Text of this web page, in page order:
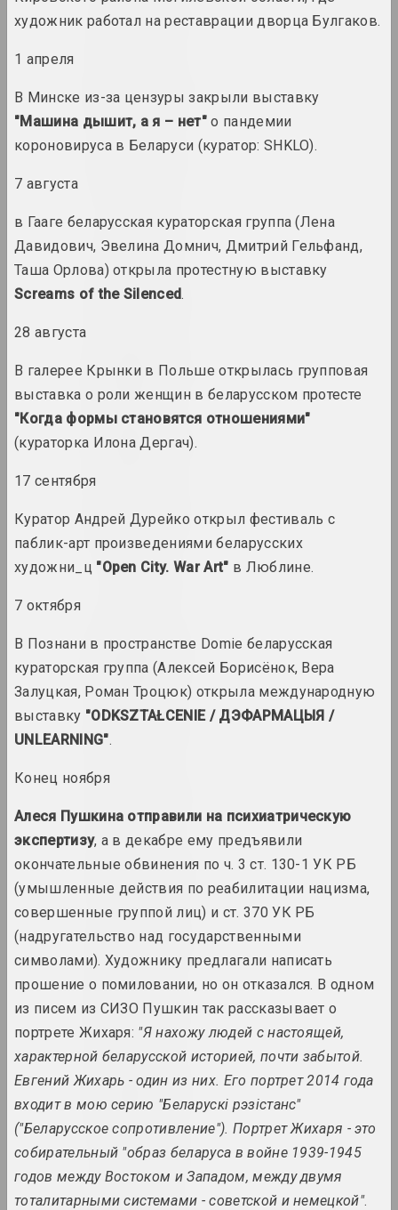
итоги года
итоги десятилетия
1971 год
1972 год
итоги года
1973 год
1974 год
1975 год
итоги года
итоги года
1977 год
1978 год
итоги года
1979 год
итоги года
1980-е
итоги десятилетия
1981 год
1982 год
1983 год
1984 год
художник работал на реставрации дворца Булгаков.
1 апреля
В Минске из-за цензуры закрыли выставку
"Машина дышит, а я – нет" о пандемии
короновируса в Беларуси (куратор: SHKLO).
7 августа
в Гааге беларусская кураторская группа (Лена
Давидович, Эвелина Домнич, Дмитрий Гельфанд,
Таша Орлова) открыла протестную выставку
Screams of the Silenced.
28 августа
В галерее Крынки в Польше открылась групповая
выставка о роли женщин в беларусском протесте
"Когда формы становятся отношениями"
(кураторка Илона Дергач).
17 сентября
Куратор Андрей Дурейко открыл фестиваль с
паблик-арт произведениями беларусских
художни_ц "Open City. War Art" в Люблине.
7 октября
В Познани в пространстве Domie беларусская
кураторская группа (Алексей Борисёнок, Вера
Залуцкая, Роман Троцюк) открыла международную
выставку "ODKSZTAŁCENIE / ДЭФАРМАЦЫЯ /
UNLEARNING".
Конец ноября
Алеся Пушкина отправили на психиатрическую
экспертизу, а в декабре ему предъявили
окончательные обвинения по ч. 3 ст. 130-1 УК РБ
(умышленные действия по реабилитации нацизма,
совершенные группой лиц) и ст. 370 УК РБ
(надругательство над государственными
символами). Художнику предлагали написать
прошение о помиловании, но он отказался. В одном
из писем из СИЗО Пушкин так рассказывает о
портрете Жихаря: "Я нахожу людей с настоящей,
характерной беларусской историей, почти забытой.
Евгений Жихарь - один из них. Его портрет 2014 года
входит в мою серию "Беларускі рэзістанс"
("Беларусское сопротивление"). Портрет Жихаря - это
собирательный "образ беларуса в войне 1939-1945
годов между Востоком и Западом, между двумя
тоталитарными системами - советской и немецкой".